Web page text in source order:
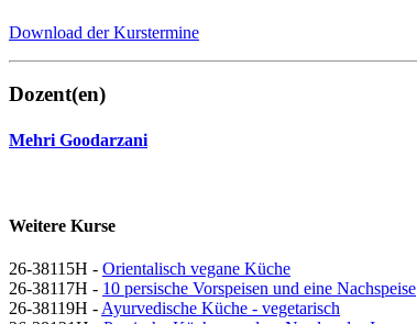
Download der Kurstermine
Dozent(en)
Mehri Goodarzani
Weitere Kurse
26-38115H - Orientalisch vegane Küche
26-38117H - 10 persische Vorspeisen und eine Nachspeise
26-38119H -Ayurvedische Küche - vegetarisch